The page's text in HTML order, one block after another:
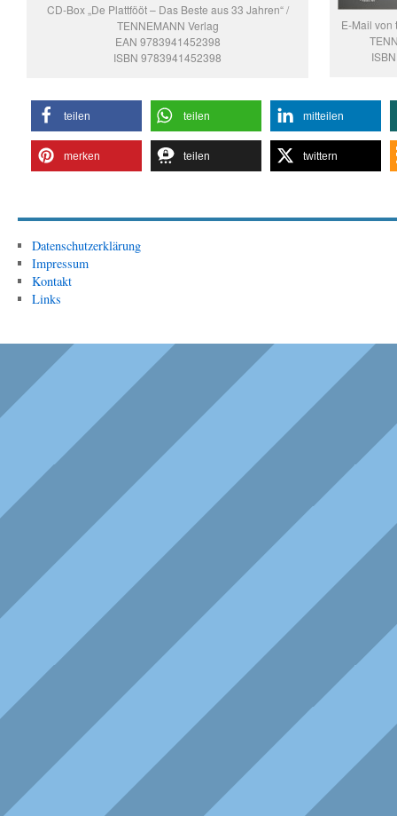
CD-Box „De Plattfööt – Das Beste aus 33 Jahren“ /
TENNEMANN Verlag
EAN 9783941452398
ISBN 9783941452398
E-Mail von
teilen teilen mitteilen
merken teilen twittern
Datenschutzerklärung
Impressum
Kontakt
Links